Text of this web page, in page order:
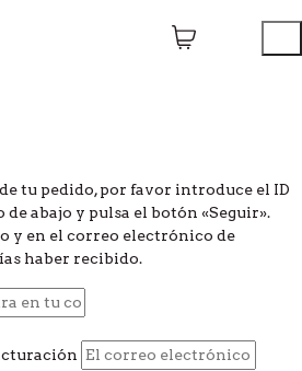
tu pedido, por favor introduce el ID
abajo y pulsa el botón «Seguir».
y en el correo electrónico de
haber recibido.